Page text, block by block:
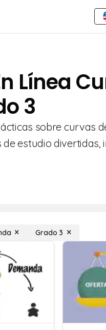
Línea
3
sobre curvas
estudio divertidas,
Grado 3